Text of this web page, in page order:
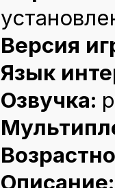
Версия
Язык
Озвучка:
Описание: